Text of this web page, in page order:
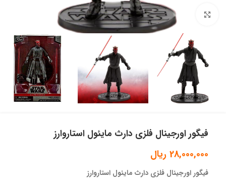
بزرگنمایی تصویر
فیگور اورجینال فلزی دارث مایئول استاروارز
28,000,000 ریال
فیگور اورجینال فلزی دارث مایئول استاروارز